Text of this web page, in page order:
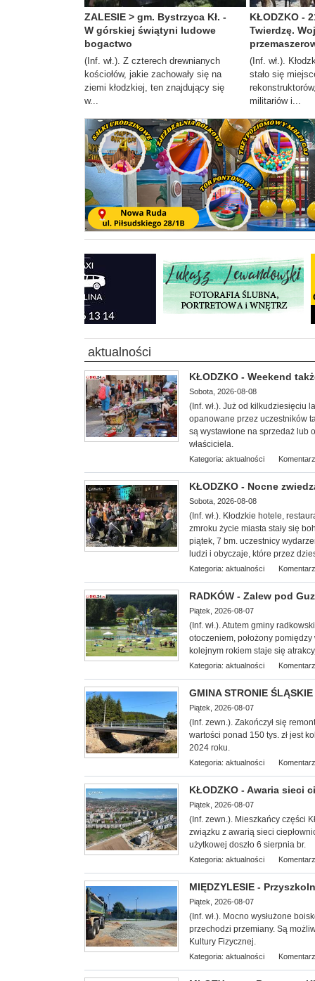
ZALESIE > gm. Bystrzyca Kł. -
W górskiej świątyni ludowe
bogactwo
(Inf. wł.). Z czterech drewnianych
kościołów, jakie zachowały się na
ziemi kłodzkiej, ten znajdujący się
w...
KŁODZKO -
Twierdzę.
(Inf. wł.).
stało się
militariów i...
aktualności
KŁODZKO - Weekend
Sobota, 2026-08-08
(Inf. wł.). Już od kilkudziesięciu
opanowane przez uczestników
są wystawione na sprzedaż lub
właściciela.
Kategoria: aktualności
KŁODZKO - Nocne
Sobota, 2026-08-08
(Inf. wł.). Kłodzkie hotele,
zmroku życie miasta stały się
piątek, 7 bm. uczestnicy
ludzi i obyczaje, które przez
Kategoria: aktualności
RADKÓW - Zalew pod
Piątek, 2026-08-07
(Inf. wł.). Atutem gminy
otoczeniem, położony
kolejnym rokiem staje się
Kategoria: aktualności
GMINA STRONIE
Piątek, 2026-08-07
(Inf. zewn.). Zakończył się
wartości ponad 150 tys. zł jest
2024 roku.
Kategoria: aktualności
KŁODZKO - Awaria sieci
Piątek, 2026-08-07
(Inf. zewn.). Mieszkańcy części
związku z awarią sieci
użytkowej doszło 6 sierpnia br.
Kategoria: aktualności
MIĘDZYLESIE -
Piątek, 2026-08-07
(Inf. wł.). Mocno wysłużone
przechodzi przemiany. Są
Kultury Fizycznej.
Kategoria: aktualności